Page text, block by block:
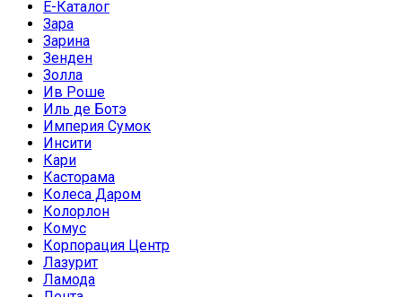
Е-Каталог
Зара
Зарина
Зенден
Золла
Ив Роше
Иль де Ботэ
Империя Сумок
Инсити
Кари
Касторама
Колеса Даром
Колорлон
Комус
Корпорация Центр
Лазурит
Ламода